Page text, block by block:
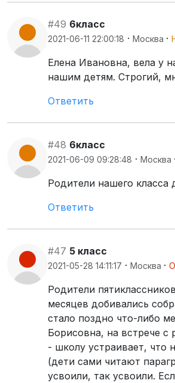
#49 6класс
2021-06-11 22:00:18 · Москва ·
Елена Ивановна, вела у
нашим детям. Строгий,
Ответить
#48 6класс
2021-06-09 09:28:48 · Москва ·
Родители нашего класса
Ответить
#47 5 класс
2021-05-28 14:11:17 · Москва ·
Родители
месяцев добивались
стало поздно что-либо
Борисовна, на встрече
- школу устраивает, что
(дети сами читают
усвоили, так усвоили.